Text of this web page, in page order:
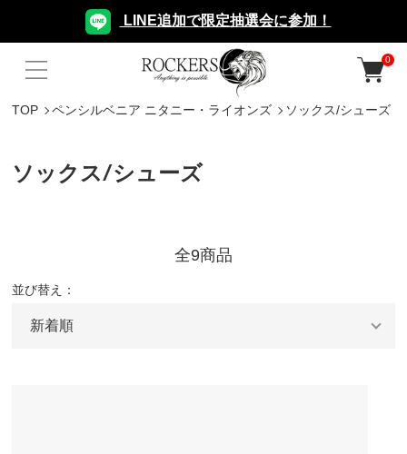
LINE追加で限定抽選会に参加！
0
TOP ペンシルベニア ニタニー・ライオンズ ソックス/シューズ
ソックス/シューズ
全9商品
並び替え：